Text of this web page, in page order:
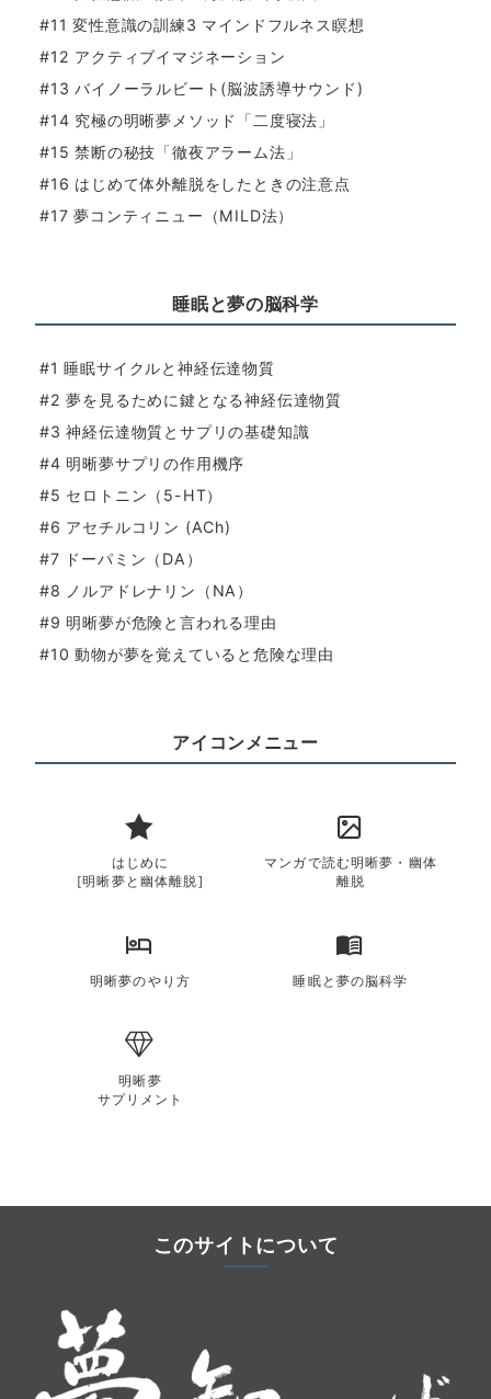
#11 変性意識の訓練3 マインドフルネス瞑想
#12 アクティブイマジネーション
#13 バイノーラルビート(脳波誘導サウンド)
#14 究極の明晰夢メソッド「二度寝法」
#15 禁断の秘技「徹夜アラーム法」
#16 はじめて体外離脱をしたときの注意点
#17 夢コンティニュー（MILD法）
睡眠と夢の脳科学
#1 睡眠サイクルと神経伝達物質
#2 夢を見るために鍵となる神経伝達物質
#3 神経伝達物質とサプリの基礎知識
#4 明晰夢サプリの作用機序
#5 セロトニン（5-HT）
#6 アセチルコリン (ACh)
#7 ドーパミン（DA）
#8 ノルアドレナリン（NA）
#9 明晰夢が危険と言われる理由
#10 動物が夢を覚えていると危険な理由
アイコンメニュー
はじめに
[明晰夢と幽体離脱]
マンガで読む明晰夢・幽体
離脱
明晰夢のやり方 睡眠と夢の脳科学
明晰夢
サプリメント
このサイトについて